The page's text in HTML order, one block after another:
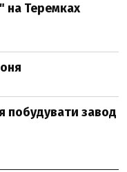
на Теремках
завод